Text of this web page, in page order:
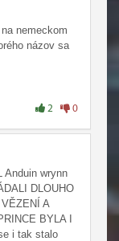
nemeckom
názov sa
že
2 0
Anduin wrynn
DLOUHO
A
BYLA I
i tak stalo